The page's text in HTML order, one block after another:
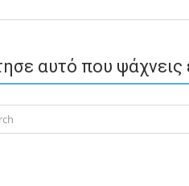
αυτό που ψάχνεις